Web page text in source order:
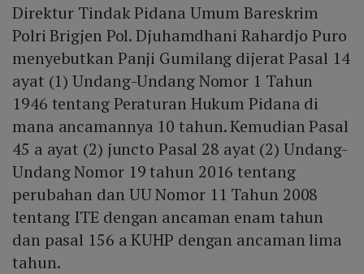
Direktur Tindak Pidana Umum Bareskrim
Polri Brigjen Pol. Djuhamdhani Rahardjo Puro
menyebutkan Panji Gumilang dijerat Pasal 14
ayat (1) Undang-Undang Nomor 1 Tahun
1946 tentang Peraturan Hukum Pidana di
mana ancamannya 10 tahun. Kemudian Pasal
45 a ayat (2) juncto Pasal 28 ayat (2) Undang-
Undang Nomor 19 tahun 2016 tentang
perubahan dan UU Nomor 11 Tahun 2008
tentang ITE dengan ancaman enam tahun
dan pasal 156 a KUHP dengan ancaman lima
tahun.